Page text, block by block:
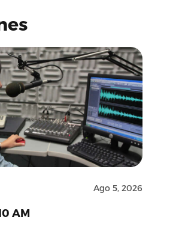
Ago 5, 2026
AM